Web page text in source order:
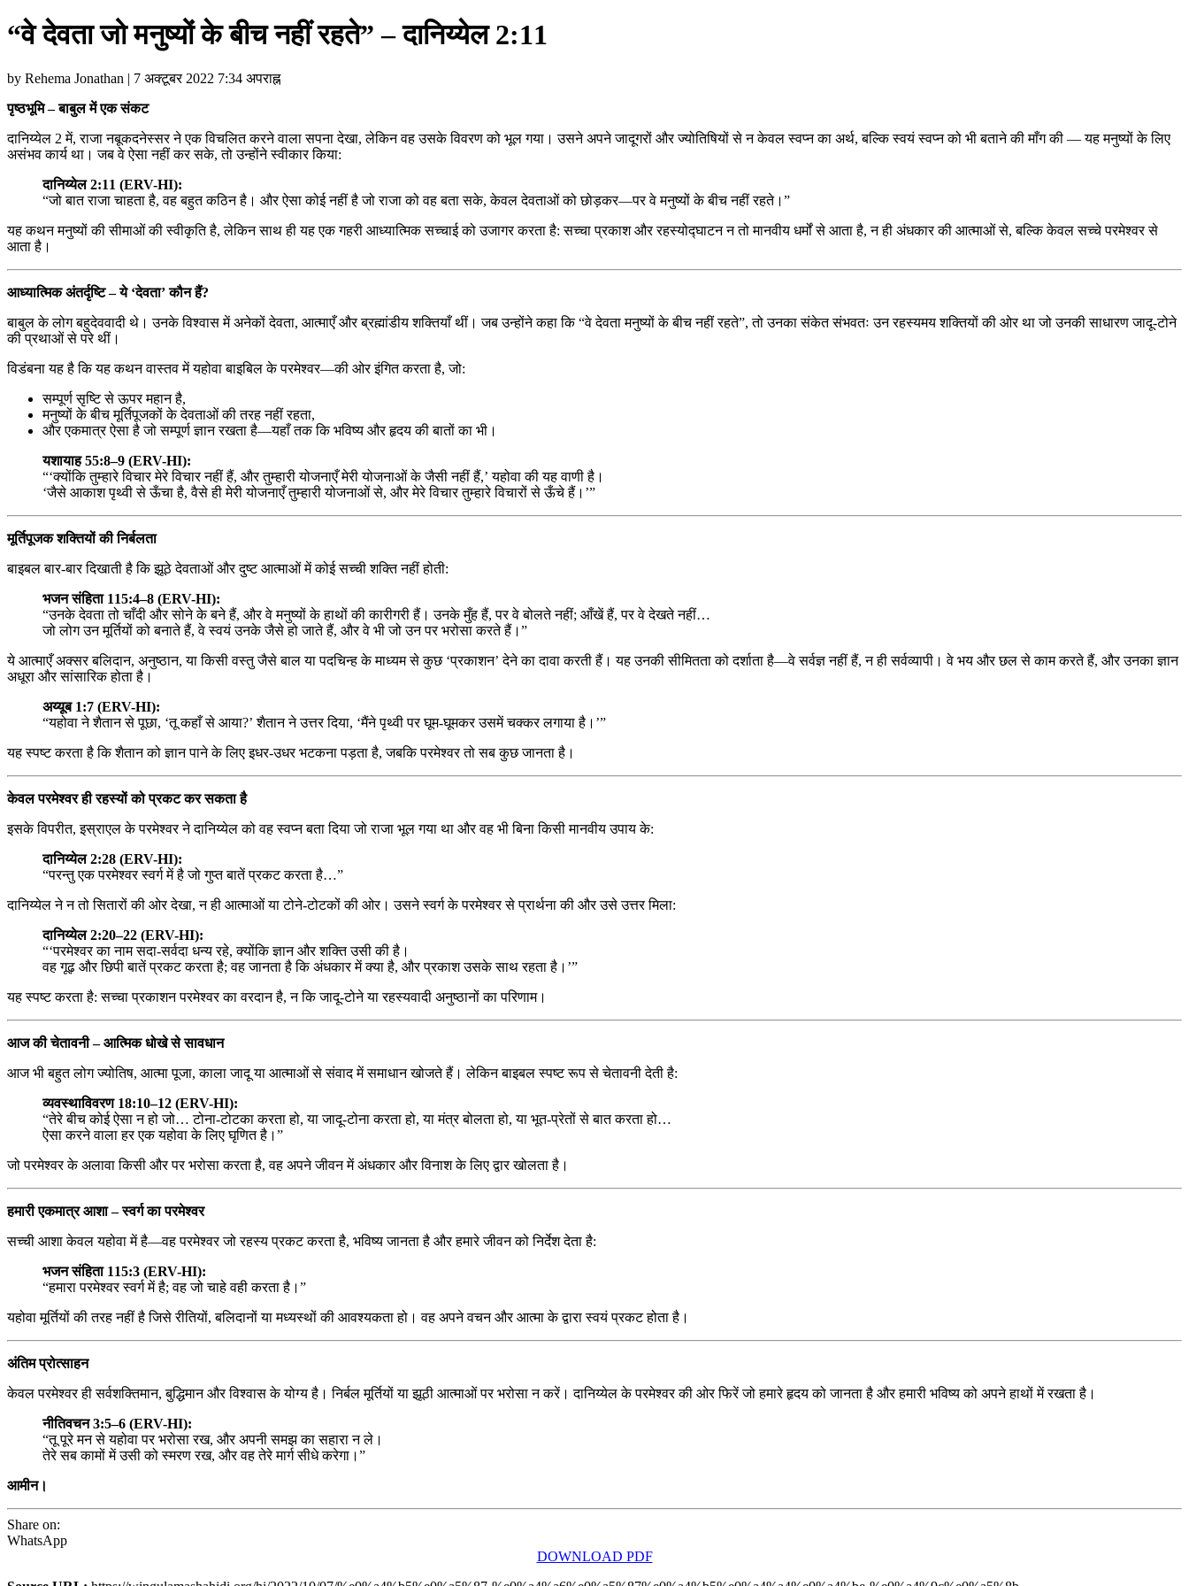
“वे देवता जो मनुष्यों के बीच नहीं रहते” – दानिय्येल 2:11
by Rehema Jonathan | 7 अक्टूबर 2022 7:34 अपराह्न
पृष्ठभूमि – बाबुल में एक संकट
दानिय्येल 2 में, राजा नबूकदनेस्सर ने एक विचलित करने वाला सपना देखा, लेकिन वह उसके विवरण को भूल गया। उसने अपने जादूगरों और ज्योतिषियों से न केवल स्वप्न का अर्थ, बल्कि स्वयं स्वप्न को भी बताने की माँग की — यह मनुष्यों के लिए
असंभव कार्य था। जब वे ऐसा नहीं कर सके, तो उन्होंने स्वीकार किया:
दानिय्येल 2:11 (ERV-HI):
“जो बात राजा चाहता है, वह बहुत कठिन है। और ऐसा कोई नहीं है जो राजा को वह बता सके, केवल देवताओं को छोड़कर—पर वे मनुष्यों के बीच नहीं रहते।”
यह कथन मनुष्यों की सीमाओं की स्वीकृति है, लेकिन साथ ही यह एक गहरी आध्यात्मिक सच्चाई को उजागर करता है: सच्चा प्रकाश और रहस्योद्घाटन न तो मानवीय धर्मों से आता है, न ही अंधकार की आत्माओं से, बल्कि केवल सच्चे परमेश्वर से
आता है।
आध्यात्मिक अंतर्दृष्टि – ये ‘देवता’ कौन हैं?
बाबुल के लोग बहुदेववादी थे। उनके विश्वास में अनेकों देवता, आत्माएँ और ब्रह्मांडीय शक्तियाँ थीं। जब उन्होंने कहा कि “वे देवता मनुष्यों के बीच नहीं रहते”, तो उनका संकेत संभवतः उन रहस्यमय शक्तियों की ओर था जो उनकी साधारण जादू-टोने
की प्रथाओं से परे थीं।
विडंबना यह है कि यह कथन वास्तव में यहोवा बाइबिल के परमेश्वर—की ओर इंगित करता है, जो:
सम्पूर्ण सृष्टि से ऊपर महान है,
मनुष्यों के बीच मूर्तिपूजकों के देवताओं की तरह नहीं रहता,
और एकमात्र ऐसा है जो सम्पूर्ण ज्ञान रखता है—यहाँ तक कि भविष्य और हृदय की बातों का भी।
यशायाह 55:8–9 (ERV-HI):
“‘क्योंकि तुम्हारे विचार मेरे विचार नहीं हैं, और तुम्हारी योजनाएँ मेरी योजनाओं के जैसी नहीं हैं,’ यहोवा की यह वाणी है।
‘जैसे आकाश पृथ्वी से ऊँचा है, वैसे ही मेरी योजनाएँ तुम्हारी योजनाओं से, और मेरे विचार तुम्हारे विचारों से ऊँचे हैं।’”
मूर्तिपूजक शक्तियों की निर्बलता
बाइबल बार-बार दिखाती है कि झूठे देवताओं और दुष्ट आत्माओं में कोई सच्ची शक्ति नहीं होती:
भजन संहिता 115:4–8 (ERV-HI):
“उनके देवता तो चाँदी और सोने के बने हैं, और वे मनुष्यों के हाथों की कारीगरी हैं। उनके मुँह हैं, पर वे बोलते नहीं; आँखें हैं, पर वे देखते नहीं…
जो लोग उन मूर्तियों को बनाते हैं, वे स्वयं उनके जैसे हो जाते हैं, और वे भी जो उन पर भरोसा करते हैं।”
ये आत्माएँ अक्सर बलिदान, अनुष्ठान, या किसी वस्तु जैसे बाल या पदचिन्ह के माध्यम से कुछ ‘प्रकाशन’ देने का दावा करती हैं। यह उनकी सीमितता को दर्शाता है—वे सर्वज्ञ नहीं हैं, न ही सर्वव्यापी। वे भय और छल से काम करते हैं, और उनका ज्ञान
अधूरा और सांसारिक होता है।
अय्यूब 1:7 (ERV-HI):
“यहोवा ने शैतान से पूछा, ‘तू कहाँ से आया?’ शैतान ने उत्तर दिया, ‘मैंने पृथ्वी पर घूम-घूमकर उसमें चक्कर लगाया है।’”
यह स्पष्ट करता है कि शैतान को ज्ञान पाने के लिए इधर-उधर भटकना पड़ता है, जबकि परमेश्वर तो सब कुछ जानता है।
केवल परमेश्वर ही रहस्यों को प्रकट कर सकता है
इसके विपरीत, इस्राएल के परमेश्वर ने दानिय्येल को वह स्वप्न बता दिया जो राजा भूल गया था और वह भी बिना किसी मानवीय उपाय के:
दानिय्येल 2:28 (ERV-HI):
“परन्तु एक परमेश्वर स्वर्ग में है जो गुप्त बातें प्रकट करता है…”
दानिय्येल ने न तो सितारों की ओर देखा, न ही आत्माओं या टोने-टोटकों की ओर। उसने स्वर्ग के परमेश्वर से प्रार्थना की और उसे उत्तर मिला:
दानिय्येल 2:20–22 (ERV-HI):
“‘परमेश्वर का नाम सदा-सर्वदा धन्य रहे, क्योंकि ज्ञान और शक्ति उसी की है।
वह गूढ़ और छिपी बातें प्रकट करता है; वह जानता है कि अंधकार में क्या है, और प्रकाश उसके साथ रहता है।’”
यह स्पष्ट करता है: सच्चा प्रकाशन परमेश्वर का वरदान है, न कि जादू-टोने या रहस्यवादी अनुष्ठानों का परिणाम।
आज की चेतावनी – आत्मिक धोखे से सावधान
आज भी बहुत लोग ज्योतिष, आत्मा पूजा, काला जादू या आत्माओं से संवाद में समाधान खोजते हैं। लेकिन बाइबल स्पष्ट रूप से चेतावनी देती है:
व्यवस्थाविवरण 18:10–12 (ERV-HI):
“तेरे बीच कोई ऐसा न हो जो… टोना-टोटका करता हो, या जादू-टोना करता हो, या मंत्र बोलता हो, या भूत-प्रेतों से बात करता हो…
ऐसा करने वाला हर एक यहोवा के लिए घृणित है।”
जो परमेश्वर के अलावा किसी और पर भरोसा करता है, वह अपने जीवन में अंधकार और विनाश के लिए द्वार खोलता है।
हमारी एकमात्र आशा – स्वर्ग का परमेश्वर
सच्ची आशा केवल यहोवा में है—वह परमेश्वर जो रहस्य प्रकट करता है, भविष्य जानता है और हमारे जीवन को निर्देश देता है:
भजन संहिता 115:3 (ERV-HI):
“हमारा परमेश्वर स्वर्ग में है; वह जो चाहे वही करता है।”
यहोवा मूर्तियों की तरह नहीं है जिसे रीतियों, बलिदानों या मध्यस्थों की आवश्यकता हो। वह अपने वचन और आत्मा के द्वारा स्वयं प्रकट होता है।
अंतिम प्रोत्साहन
केवल परमेश्वर ही सर्वशक्तिमान, बुद्धिमान और विश्वास के योग्य है। निर्बल मूर्तियों या झूठी आत्माओं पर भरोसा न करें। दानिय्येल के परमेश्वर की ओर फिरें जो हमारे हृदय को जानता है और हमारी भविष्य को अपने हाथों में रखता है।
नीतिवचन 3:5–6 (ERV-HI):
“तू पूरे मन से यहोवा पर भरोसा रख, और अपनी समझ का सहारा न ले।
तेरे सब कामों में उसी को स्मरण रख, और वह तेरे मार्ग सीधे करेगा।”
आमीन।
Share on:
WhatsApp
DOWNLOAD PDF